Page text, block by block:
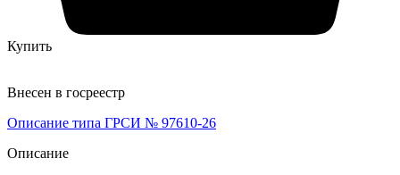
Купить
Внесен в госреестр
Описание типа ГРСИ № 97610-26
Описание